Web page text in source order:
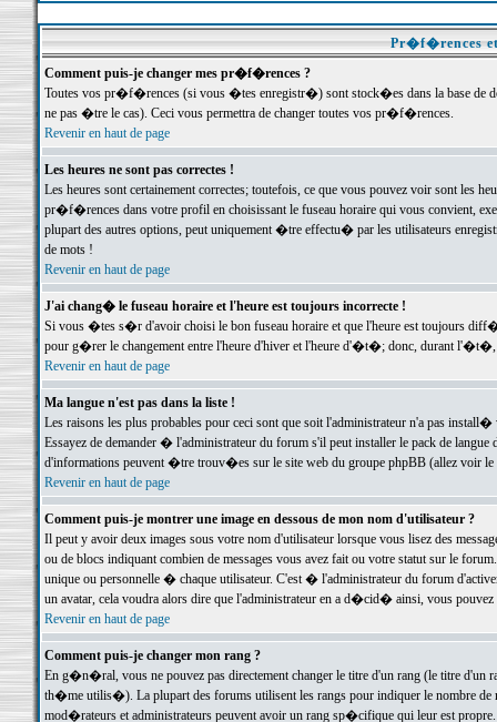
Pr�f�rences
Comment puis-je changer mes pr�f�rences ?
Toutes vos pr�f�rences (si vous �tes enregistr�) sont stock�es dans la base de
ne pas �tre le cas). Ceci vous permettra de changer toutes vos pr�f�rences.
Revenir en haut de page
Les heures ne sont pas correctes !
Les heures sont certainement correctes; toutefois, ce que vous pouvez voir sont
pr�f�rences dans votre profil en choisissant le fuseau horaire qui vous convient,
plupart des autres options, peut uniquement �tre effectu� par les utilisateurs
de mots !
Revenir en haut de page
J'ai chang� le fuseau horaire et l'heure est toujours incorrecte !
Si vous �tes s�r d'avoir choisi le bon fuseau horaire et que l'heure est toujours
pour g�rer le changement entre l'heure d'hiver et l'heure d'�t�; donc, durant
Revenir en haut de page
Ma langue n'est pas dans la liste !
Les raisons les plus probables pour ceci sont que soit l'administrateur n'a pas
Essayez de demander � l'administrateur du forum s'il peut installer le pack de
d'informations peuvent �tre trouv�es sur le site web du groupe phpBB (allez voir le
Revenir en haut de page
Comment puis-je montrer une image en dessous de mon nom d'utilisateur ?
Il peut y avoir deux images sous votre nom d'utilisateur lorsque vous lisez des
ou de blocs indiquant combien de messages vous avez fait ou votre statut sur le
unique ou personnelle � chaque utilisateur. C'est � l'administrateur du forum
un avatar, cela voudra alors dire que l'administrateur en a d�cid� ainsi, vous
Revenir en haut de page
Comment puis-je changer mon rang ?
En g�n�ral, vous ne pouvez pas directement changer le titre d'un rang (le titre d'un
th�me utilis�). La plupart des forums utilisent les rangs pour indiquer le nombre de
mod�rateurs et administrateurs peuvent avoir un rang sp�cifique qui leur est